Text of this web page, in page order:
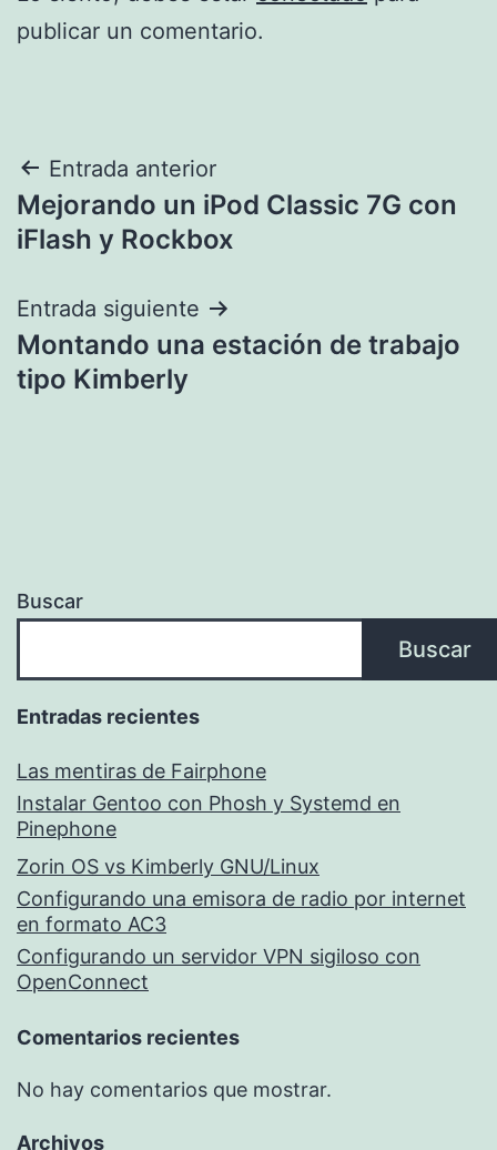
publicar un comentario.
Navegación
de
Entrada anterior
Mejorando un iPod Classic 7G con
iFlash y Rockbox
Entrada siguiente
Montando una estación de trabajo
tipo Kimberly
Buscar
Buscar
Entradas recientes
Las mentiras de Fairphone
Instalar Gentoo con Phosh y Systemd en
Pinephone
Zorin OS vs Kimberly GNU/Linux
Configurando una emisora de radio por internet
en formato AC3
Configurando un servidor VPN sigiloso con
OpenConnect
Comentarios recientes
No hay comentarios que mostrar.
Archivos